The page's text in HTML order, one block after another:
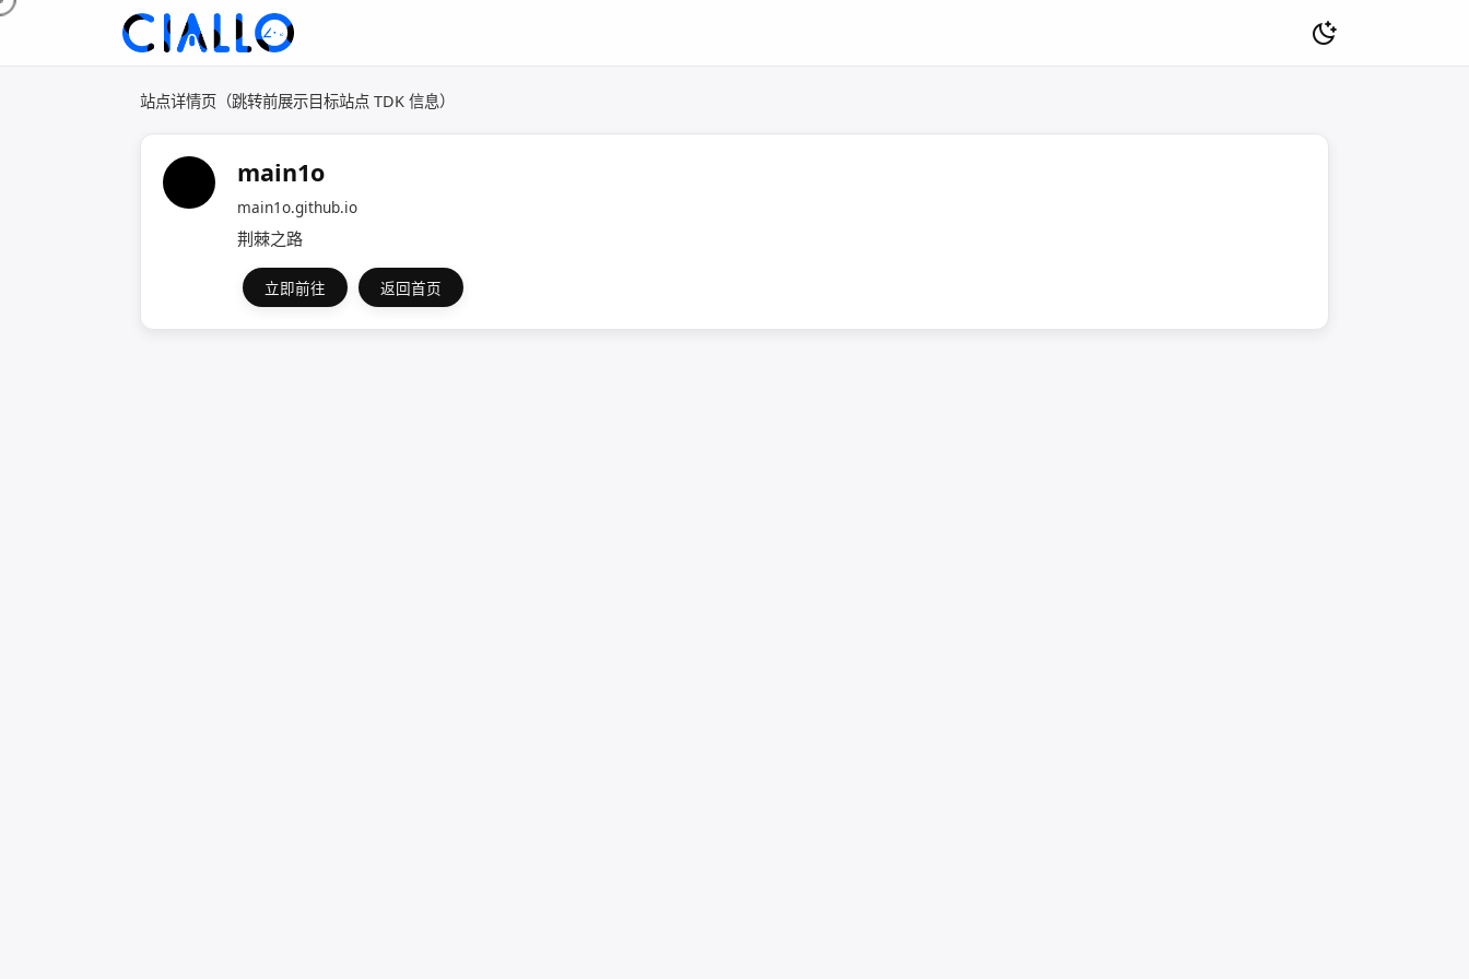
站点详情页（跳转前展示目标站点 TDK 信息）
main1o
main1o.github.io
荆棘之路
立即前往 返回首页